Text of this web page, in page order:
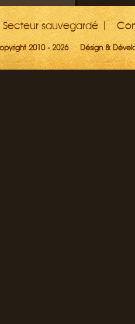
Secteur sauvegardé
2010 - 2026 Désign &